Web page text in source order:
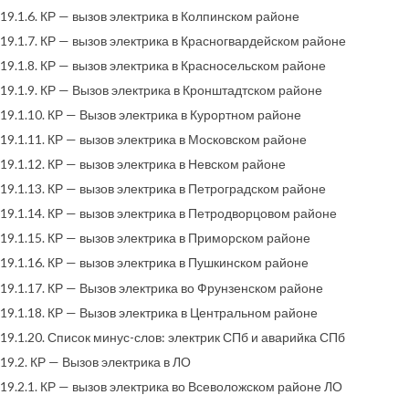
19.1.6. КР — вызов электрика в Колпинском районе
19.1.7. КР — вызов электрика в Красногвардейском районе
19.1.8. КР — вызов электрика в Красносельском районе
19.1.9. КР — Вызов электрика в Кронштадтском районе
19.1.10. КР — Вызов электрика в Курортном районе
19.1.11. КР — вызов электрика в Московском районе
19.1.12. КР — вызов электрика в Невском районе
19.1.13. КР — вызов электрика в Петроградском районе
19.1.14. КР — вызов электрика в Петродворцовом районе
19.1.15. КР — вызов электрика в Приморском районе
19.1.16. КР — вызов электрика в Пушкинском районе
19.1.17. КР — Вызов электрика во Фрунзенском районе
19.1.18. КР — Вызов электрика в Центральном районе
19.1.20. Список минус-слов: электрик СПб и аварийка СПб
19.2. КР — Вызов электрика в ЛО
19.2.1. КР — вызов электрика во Всеволожском районе ЛО